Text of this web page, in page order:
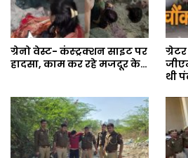
ग्रेनो वेस्ट- कंस्ट्रक्शन साइट पर
हादसा, काम कर रहे मजदूर के…
थी